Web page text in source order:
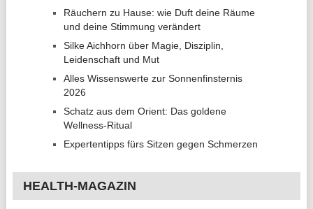
Räuchern zu Hause: wie Duft deine Räume
und deine Stimmung verändert
Silke Aichhorn über Magie, Disziplin,
Leidenschaft und Mut
Alles Wissenswerte zur Sonnenfinsternis
2026
Schatz aus dem Orient: Das goldene
Wellness-Ritual
Expertentipps fürs Sitzen gegen Schmerzen
HEALTH-MAGAZIN